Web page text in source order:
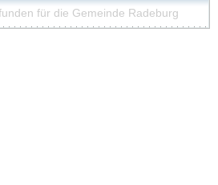
für die Gemeinde Radeburg